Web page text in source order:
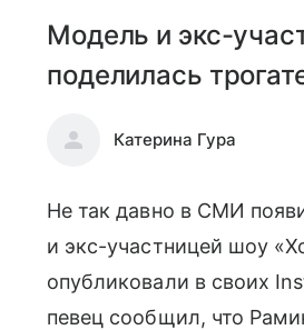
Модель и экс-
поделилась
Катерина Гура
Не так давно в СМИ
и экс-участницей шоу
опубликовали в своих
певец сообщил, что